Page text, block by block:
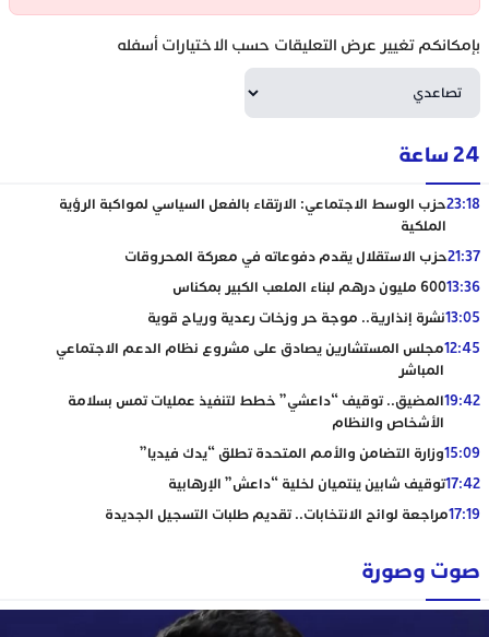
بإمكانكم تغيير عرض التعليقات حسب الاختيارات أسفله
24 ساعة
23:18حزب الوسط الاجتماعي: الارتقاء بالفعل السياسي لمواكبة الرؤية
الملكية
21:37حزب الاستقلال يقدم دفوعاته في معركة المحروقات
13:36600 مليون درهم لبناء الملعب الكبير بمكناس
13:05نشرة إنذارية.. موجة حر وزخات رعدية ورياح قوية
12:45مجلس المستشارين يصادق على مشروع نظام الدعم الاجتماعي
المباشر
19:42المضيق.. توقيف “داعشي” خطط لتنفيذ عمليات تمس بسلامة
الأشخاص والنظام
15:09وزارة التضامن والأمم المتحدة تطلق “يدك فيديا”
17:42توقيف شابين ينتميان لخلية “داعش” الإرهابية
17:19مراجعة لوائح الانتخابات.. تقديم طلبات التسجيل الجديدة
صوت وصورة